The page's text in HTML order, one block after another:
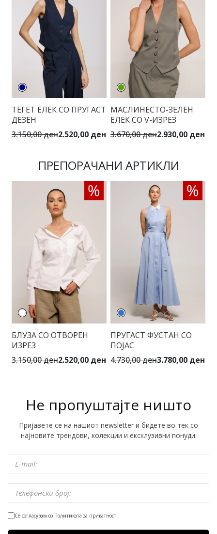
ТЕГЕТ ЕЛЕК СО ПРУГАСТ
ДЕЗЕН
3.150,00 ден2.520,00 ден
МАСЛИНЕСТО-ЗЕЛЕН
ЕЛЕК СО V-ИЗРЕЗ
3.670,00 ден2.930,00 ден
ПРЕПОРАЧАНИ АРТИКЛИ
БЛУЗА СО ОТВОРЕН
ИЗРЕЗ
3.150,00 ден2.520,00 ден
ПРУГАСТ ФУСТАН СО
ПОЈАС
4.730,00 ден3.780,00 ден
Не пропуштајте ништо
Пријавете се на нашиот newsletter и бидете во тек со
најновите трендови, колекции и ексклузивни понуди.
Се согласувам со Политиката за приватност.